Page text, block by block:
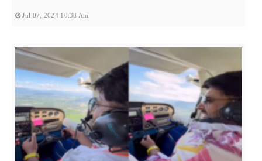
Jul 07, 2024 10:38 Am